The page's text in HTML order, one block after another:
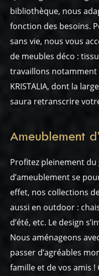
bibliothèque, nous
fonction des besoins.
sans vie, nous vous
de meubles déco :
travaillons notamment
KRISTALIA, dont la
saura retranscrire
Ameublement
Profitez pleinement
d’ameublement se
effet, nos collections
aussi en outdoor :
d’été, etc. Le design
Nous aménageons
passer d’agréables
famille et de vos amis !